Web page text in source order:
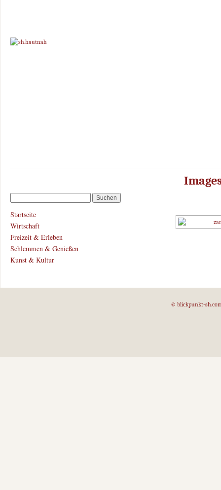
Startseite
Wirtschaft
Freizeit & Erleben
Schlemmen & Genießen
Kunst & Kultur
© blickpunkt-